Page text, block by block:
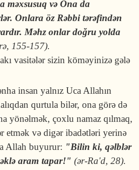
məxsusuq və Ona da
Onlara öz Rəbbi tərəfindən
Məhz onlar doğru yolda
155-157).
vasitələr sizin köməyinizə gələ
insan yalnız Uca Allahın
qurtula bilər, ona görə də
yönəlmək, çoxlu namaz qılmaq,
etmək və digər ibadətləri yerinə
Allah buyurur: "Bilin ki, qəlblər
aram tapar!" (ər-Ra'd, 28).